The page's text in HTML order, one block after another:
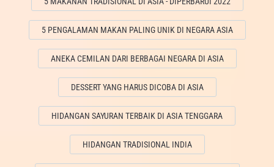
5 PENGALAMAN MAKAN PALING UNIK DI NEGARA ASIA
ANEKA CEMILAN DARI BERBAGAI NEGARA DI ASIA
DESSERT YANG HARUS DICOBA DI ASIA
HIDANGAN SAYURAN TERBAIK DI ASIA TENGGARA
HIDANGAN TRADISIONAL INDIA